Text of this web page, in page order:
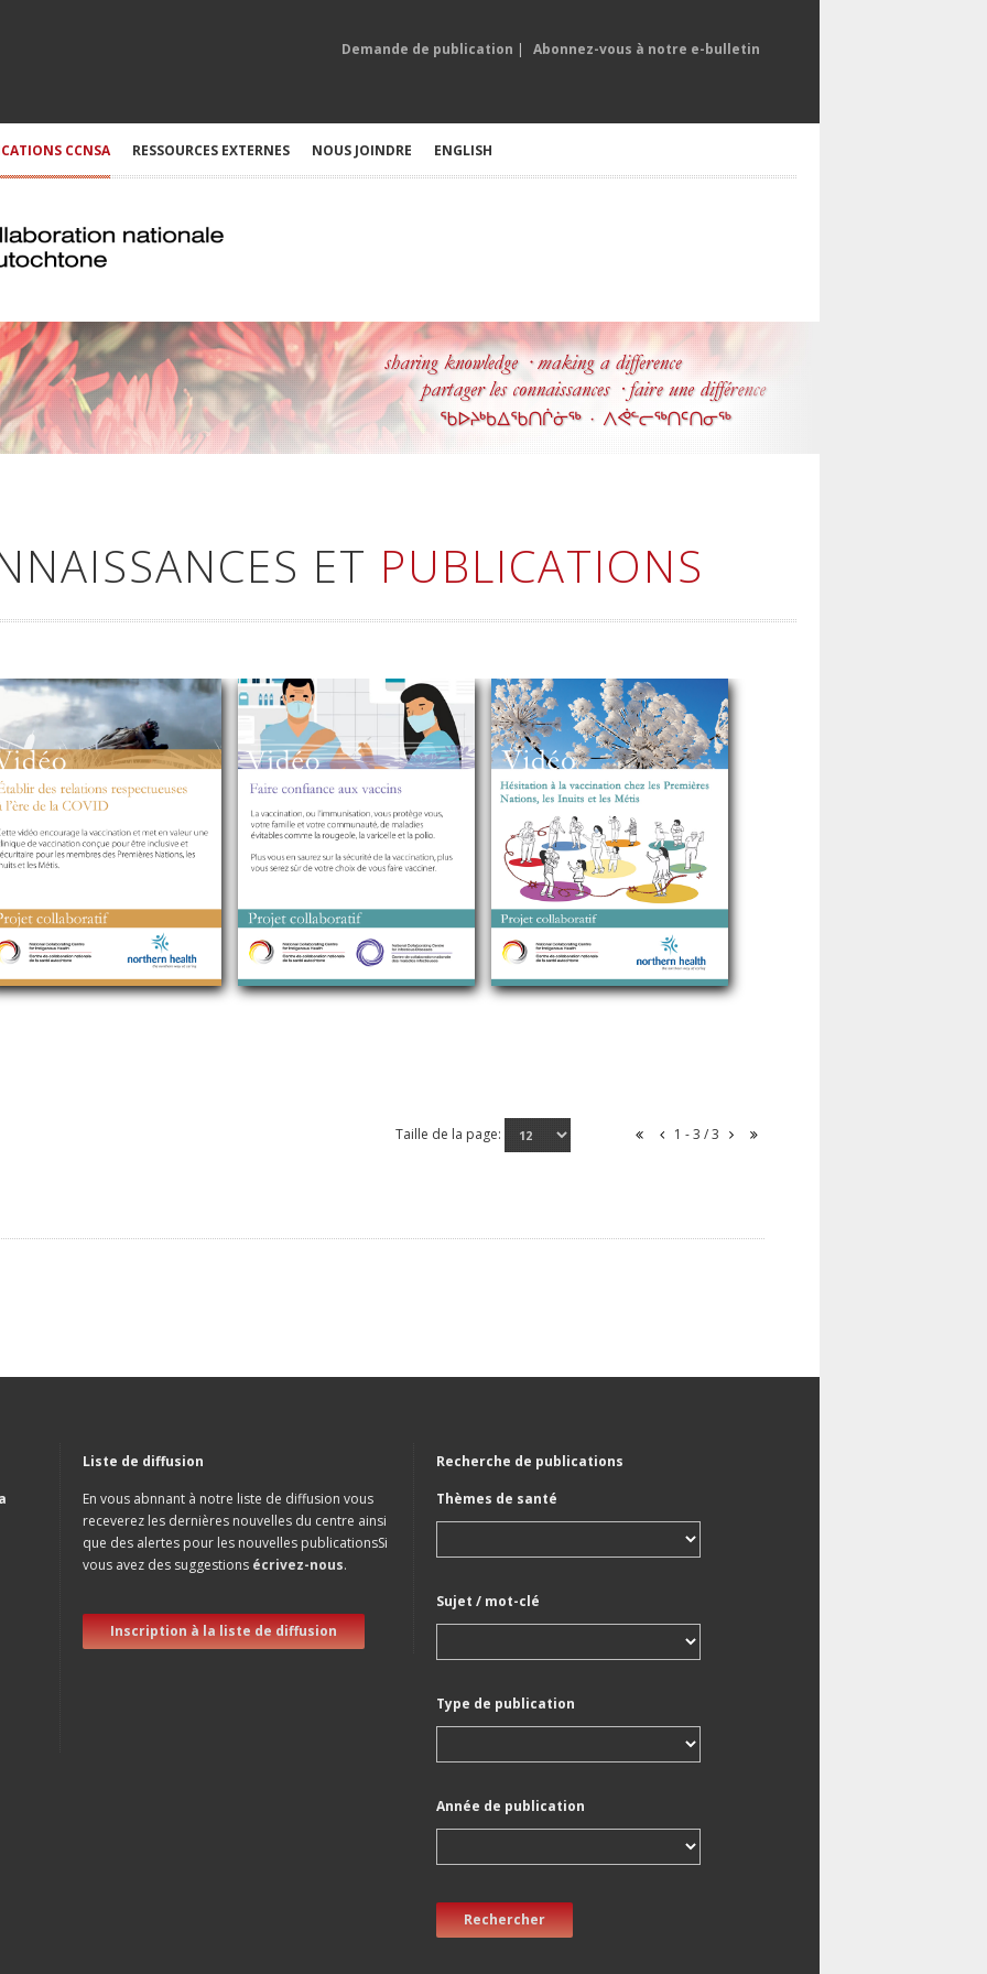
Demande de publication | Abonnez-vous à notre e-bulletin
CCNSA RESSOURCES EXTERNES NOUS JOINDRE ENGLISH
ET PUBLICATIONS
Taille de la page: 1 - 3 / 3
Liste de diffusion
En vous abnnant à notre liste de diffusion vous
receverez les dernières nouvelles du centre ainsi
que des alertes pour les nouvelles publicationsSi
vous avez des suggestions écrivez-nous.
Inscription à la liste de diffusion
Recherche de publications
Thèmes de santé
Sujet / mot-clé
Type de publication
Année de publication
Rechercher